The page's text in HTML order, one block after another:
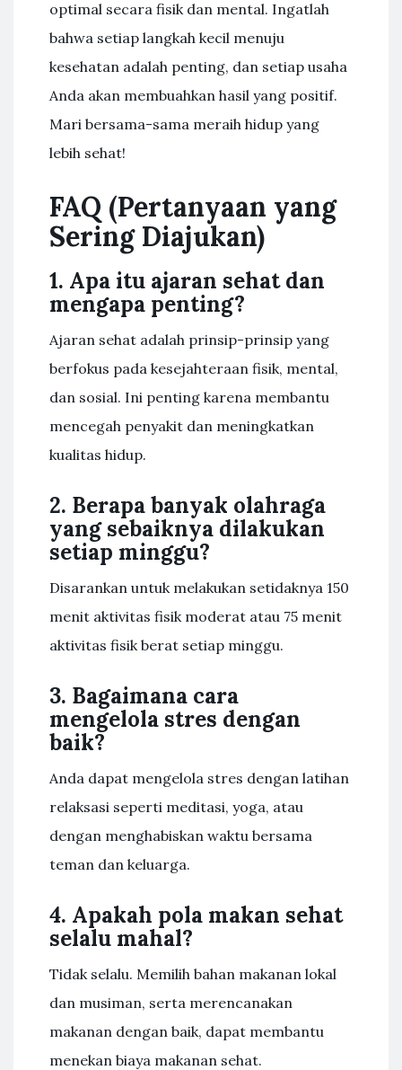
optimal secara fisik dan mental. Ingatlah
bahwa setiap langkah kecil menuju
kesehatan adalah penting, dan setiap usaha
Anda akan membuahkan hasil yang positif.
Mari bersama-sama meraih hidup yang
lebih sehat!
FAQ (Pertanyaan yang
Sering Diajukan)
1. Apa itu ajaran sehat dan
mengapa penting?
Ajaran sehat adalah prinsip-prinsip yang
berfokus pada kesejahteraan fisik, mental,
dan sosial. Ini penting karena membantu
mencegah penyakit dan meningkatkan
kualitas hidup.
2. Berapa banyak olahraga
yang sebaiknya dilakukan
setiap minggu?
Disarankan untuk melakukan setidaknya 150
menit aktivitas fisik moderat atau 75 menit
aktivitas fisik berat setiap minggu.
3. Bagaimana cara
mengelola stres dengan
baik?
Anda dapat mengelola stres dengan latihan
relaksasi seperti meditasi, yoga, atau
dengan menghabiskan waktu bersama
teman dan keluarga.
4. Apakah pola makan sehat
selalu mahal?
Tidak selalu. Memilih bahan makanan lokal
dan musiman, serta merencanakan
makanan dengan baik, dapat membantu
menekan biaya makanan sehat.